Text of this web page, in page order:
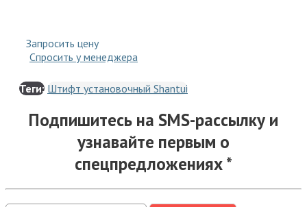
Запросить цену
Спросить у менеджера
Теги: Штифт установочный Shantui
Подпишитесь на SMS-рассылку и
узнавайте первым о
спецпредложениях *